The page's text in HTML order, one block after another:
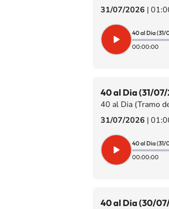
31/07/2026 |
40 al Dia (31/
00:00:00
40 al Dia (31/07/
40 al Dia (Tramo
31/07/2026 |
40 al Dia (31/
00:00:00
40 al Dia (30/